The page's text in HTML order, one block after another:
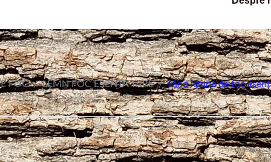
FOC / LEMN FOC ESENTA TARE / vând lemne de foc